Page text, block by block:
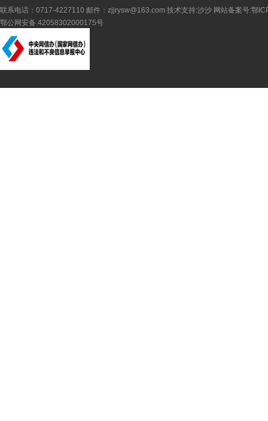
联系电话：0717-4227110 邮件：zjjrysw@163.com 技术支持:沙沙 网站备案号:鄂
鄂公网安备 42058302000175号